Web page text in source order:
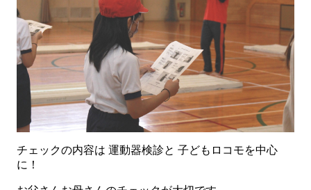
チェックの内容は 運動器検診と 子どもロコモを中心
に！